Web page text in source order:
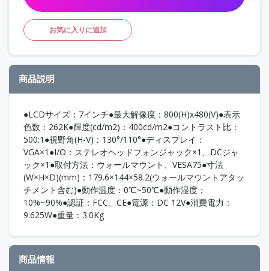
お気に入りに追加
商品説明
●LCDサイズ：7インチ●最大解像度：800(H)x480(V)●表示
色数：262K●輝度(cd/m2)：400cd/m2●コントラスト比：
500:1●視野角(H-V)：130°/110°●ディスプレイ：
VGA×1●I/O：ステレオヘッドフォンジャック×1、DCジャ
ック×1●取付方法：ウォールマウント、VESA75●寸法
(W×H×D)(mm)：179.6×144×58.2(ウォールマウントアタッ
チメント含む)●動作温度：0℃~50℃●動作湿度：
10%~90%●認証：FCC、CE●電源：DC 12V●消費電力：
9.625W●重量：3.0Kg
商品情報